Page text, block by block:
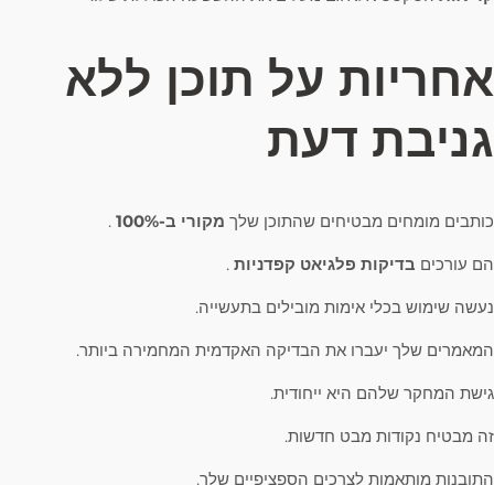
אחריות על תוכן ללא
גניבת דעת
כותבים מומחים מבטיחים שהתוכן שלך מקורי ב-100% .
הם עורכים בדיקות פלגיאט קפדניות .
נעשה שימוש בכלי אימות מובילים בתעשייה.
המאמרים שלך יעברו את הבדיקה האקדמית המחמירה ביותר.
גישת המחקר שלהם היא ייחודית.
זה מבטיח נקודות מבט חדשות.
התובנות מותאמות לצרכים הספציפיים שלך.